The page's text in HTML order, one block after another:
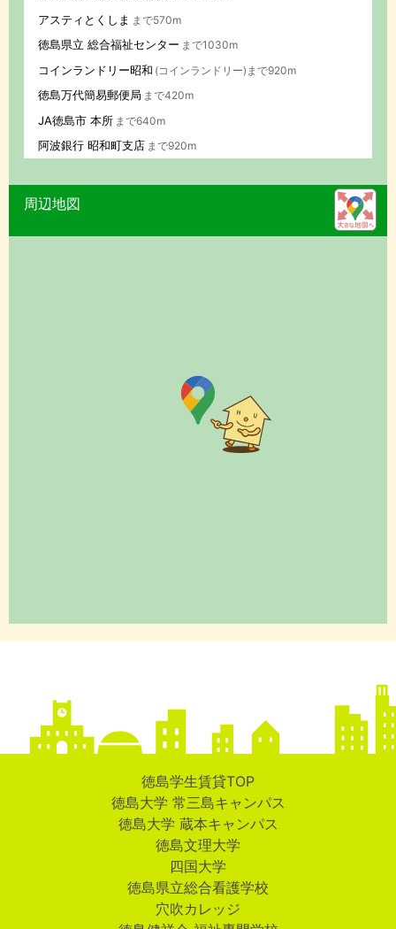
アスティとくしま まで570m
徳島県立 総合福祉センター まで1030m
コインランドリー昭和 (コインランドリー)まで920m
徳島万代簡易郵便局 まで420m
JA徳島市 本所 まで640m
阿波銀行 昭和町支店 まで920m
周辺地図
徳島学生賃貸TOP
徳島大学 常三島キャンパス
徳島大学 蔵本キャンパス
徳島文理大学
四国大学
徳島県立総合看護学校
穴吹カレッジ